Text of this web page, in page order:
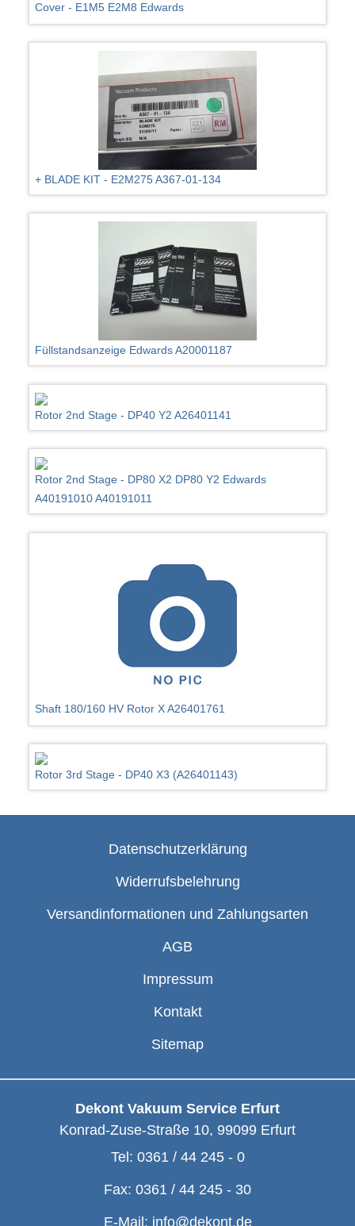
Cover - E1M5 E2M8 Edwards
+ BLADE KIT - E2M275 A367-01-134
Füllstandsanzeige Edwards A20001187
Rotor 2nd Stage - DP40 Y2 A26401141
Rotor 2nd Stage - DP80 X2 DP80 Y2 Edwards
A40191010 A40191011
Shaft 180/160 HV Rotor X A26401761
Rotor 3rd Stage - DP40 X3 (A26401143)
Datenschutzerklärung
Widerrufsbelehrung
Versandinformationen und Zahlungsarten
AGB
Impressum
Kontakt
Sitemap
Dekont Vakuum Service Erfurt
Konrad-Zuse-Straße 10, 99099 Erfurt
Tel: 0361 / 44 245 - 0
Fax: 0361 / 44 245 - 30
E-Mail: info@dekont.de